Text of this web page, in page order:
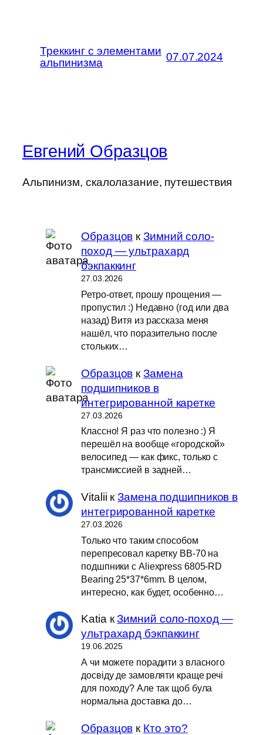
Треккинг с элементами
альпинизма
07.07.2024
Евгений Образцов
Альпинизм, скалолазание, путешествия
Образцов кЗимний соло-
поход — ультрахард
бэкпаккинг
27.03.2026
Ретро-ответ, прошу прощения —
пропустил :) Недавно (год или два
назад) Витя из рассказа меня
нашёл, что поразительно после
стольких…
Образцов кЗамена
подшипников в
интегрированной каретке
27.03.2026
Классно! Я раз что полезно :) Я
перешёл на вообще «городской»
велосипед — как фикс, только с
трансмиссией в задней…
Vitalii кЗамена подшипников в
интегрированной каретке
27.03.2026
Только что таким способом
перепресовал каретку BB-70 на
подшпники с Aliexpress 6805-RD
Bearing 25*37*6mm. В целом,
интересно, как будет, особенно…
KatiaкЗимний соло-поход —
ультрахард бэкпаккинг
19.06.2025
А чи можете порадити з власного
досвіду де замовляти краще речі
для походу? Але так щоб була
нормальна доставка до…
Образцов к Кто это?